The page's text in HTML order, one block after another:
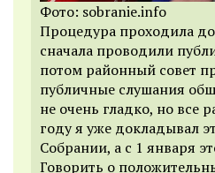
Фото: sobranie.info
Процедура проходила
сначала проводили
потом районный совет
публичные слушания
не очень гладко, но все
году я уже докладывал
Собрании, а с 1 января
Говорить о